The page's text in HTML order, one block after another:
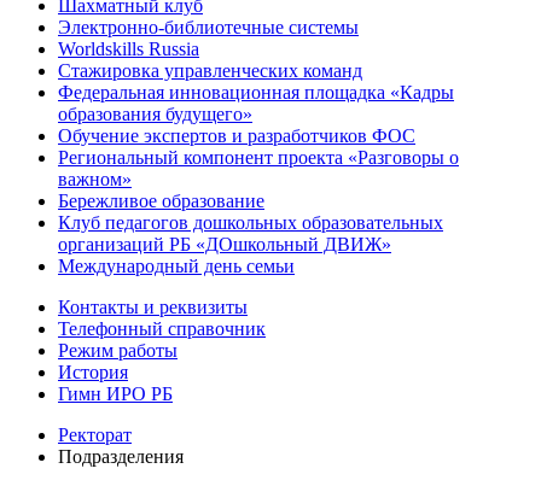
Шахматный клуб
Электронно-библиотечные системы
Worldskills Russia
Стажировка управленческих команд
Федеральная инновационная площадка «Кадры
образования будущего»
Обучение экспертов и разработчиков ФОС
Региональный компонент проекта «Разговоры о
важном»
Бережливое образование
Клуб педагогов дошкольных образовательных
организаций РБ «ДОшкольный ДВИЖ»
Международный день семьи
Контакты и реквизиты
Телефонный справочник
Режим работы
История
Гимн ИРО РБ
Ректорат
Подразделения